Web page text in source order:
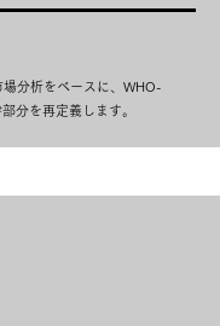
分析をベースに、WHO-
分を再定義します。